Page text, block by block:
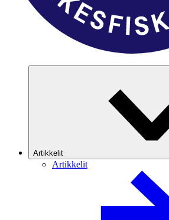
Artikkelit
Artikkelit